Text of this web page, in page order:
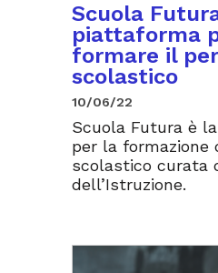
Scuola
piattaforma
formare il
scolastico
10/06/22
Scuola Futura è
per la formazione
scolastico curata
dell’Istruzione.